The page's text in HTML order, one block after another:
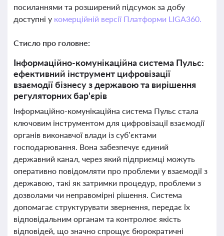
посиланнями та розширений підсумок за добу
доступні у комерційній версії Платформи LIGA360.
Стисло про головне:
Інформаційно-комунікаційна система Пульс:
ефективний інструмент цифровізації
взаємодії бізнесу з державою та вирішення
регуляторних бар'єрів
Інформаційно-комунікаційна система Пульс стала
ключовим інструментом для цифровізації взаємодії
органів виконавчої влади із суб’єктами
господарювання. Вона забезпечує єдиний
державний канал, через який підприємці можуть
оперативно повідомляти про проблеми у взаємодії з
державою, такі як затримки процедур, проблеми з
дозволами чи неправомірні рішення. Система
допомагає структурувати звернення, передає їх
відповідальним органам та контролює якість
відповідей, що значно спрощує бюрократичні